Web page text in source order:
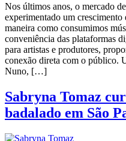
Nos últimos anos, o mercado
experimentado um
maneira como consumimos
conveniência das plataformas
para artistas e produtores,
conexão direta com o público.
Nuno, […]
Sabryna Tomaz
badalado em São